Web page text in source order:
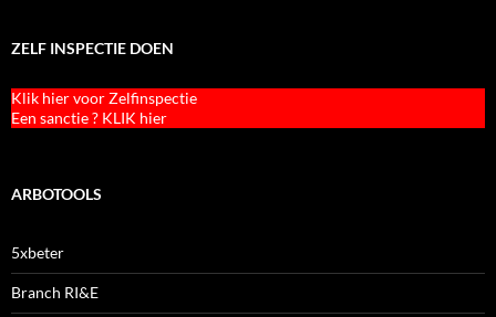
ZELF INSPECTIE DOEN
Klik hier voor Zelfinspectie
Een sanctie ? KLIK hier
ARBOTOOLS
5xbeter
Branch RI&E